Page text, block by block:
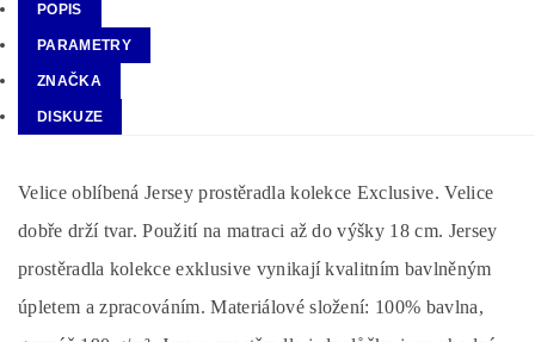
POPIS
PARAMETRY
ZNAČKA
DISKUZE
Velice oblíbená Jersey prostěradla kolekce Exclusive. Velice
dobře drží tvar. Použití na matraci až do výšky 18 cm. Jersey
prostěradla kolekce exklusive vynikají kvalitním bavlněným
úpletem a zpracováním. Materiálové složení: 100% bavlna,